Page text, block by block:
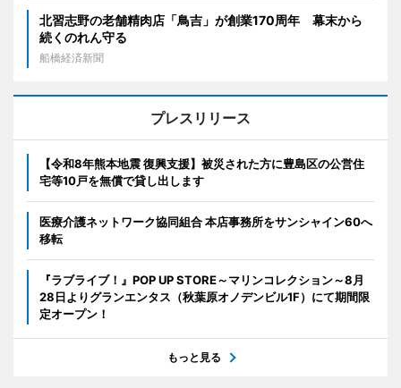
北習志野の老舗精肉店「鳥吉」が創業170周年 幕末から
続くのれん守る
船橋経済新聞
プレスリリース
【令和8年熊本地震 復興支援】被災された方に豊島区の公営住
宅等10戸を無償で貸し出します
医療介護ネットワーク協同組合 本店事務所をサンシャイン60へ
移転
『ラブライブ！』POP UP STORE～マリンコレクション～8月
28日よりグランエンタス（秋葉原オノデンビル1F）にて期間限
定オープン！
もっと見る